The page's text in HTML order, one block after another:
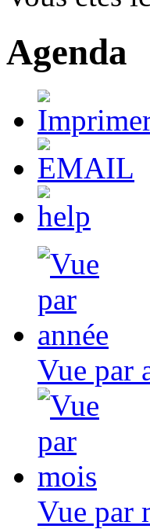
Agenda
Vue par
Vue par